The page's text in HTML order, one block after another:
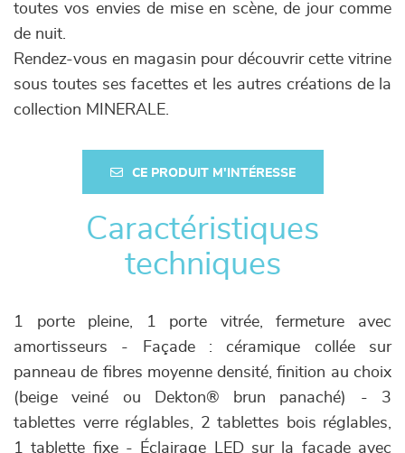
toutes vos envies de mise en scène, de jour comme
de nuit.
Rendez-vous en magasin pour découvrir cette vitrine
sous toutes ses facettes et les autres créations de la
collection MINERALE.
CE PRODUIT M'INTÉRESSE
Caractéristiques
techniques
1 porte pleine, 1 porte vitrée, fermeture avec
amortisseurs - Façade : céramique collée sur
panneau de fibres moyenne densité, finition au choix
(beige veiné ou Dekton® brun panaché) - 3
tablettes verre réglables, 2 tablettes bois réglables,
1 tablette fixe - Éclairage LED sur la façade avec